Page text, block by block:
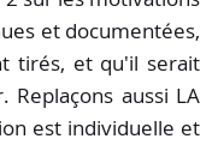
et documentées,
tirés, et qu'il serait
Replaçons aussi LA
est individuelle et